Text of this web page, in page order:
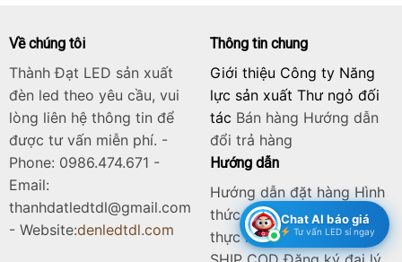
Về chúng tôi
Thành Đạt LED sản xuất
đèn led theo yêu cầu, vui
lòng liên hệ thông tin để
được tư vấn miễn phí. -
Phone: 0986.474.671 -
Email:
thanhdatledtdl@gmail.com
- Website:denledtdl.com
Thông tin chung
Giới thiệu Công ty Năng
lực sản xuất Thư ngỏ đối
tác Bán hàng Hướng dẫn
đổi trả hàng
Hướng dẫn
Hướng dẫn đặt hàng Hình
thức thanh toán Quy trình
thực hiện Dịch vụ chuyển
Chat AI báo giá
Tư vấn LED sỉ ngay